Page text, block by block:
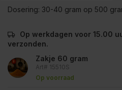
Dosering: 30-40 gram op 500
Op werkdagen voor 15.00
verzonden.
Zakje 60 gram
Art# 15510S
Op voorraad